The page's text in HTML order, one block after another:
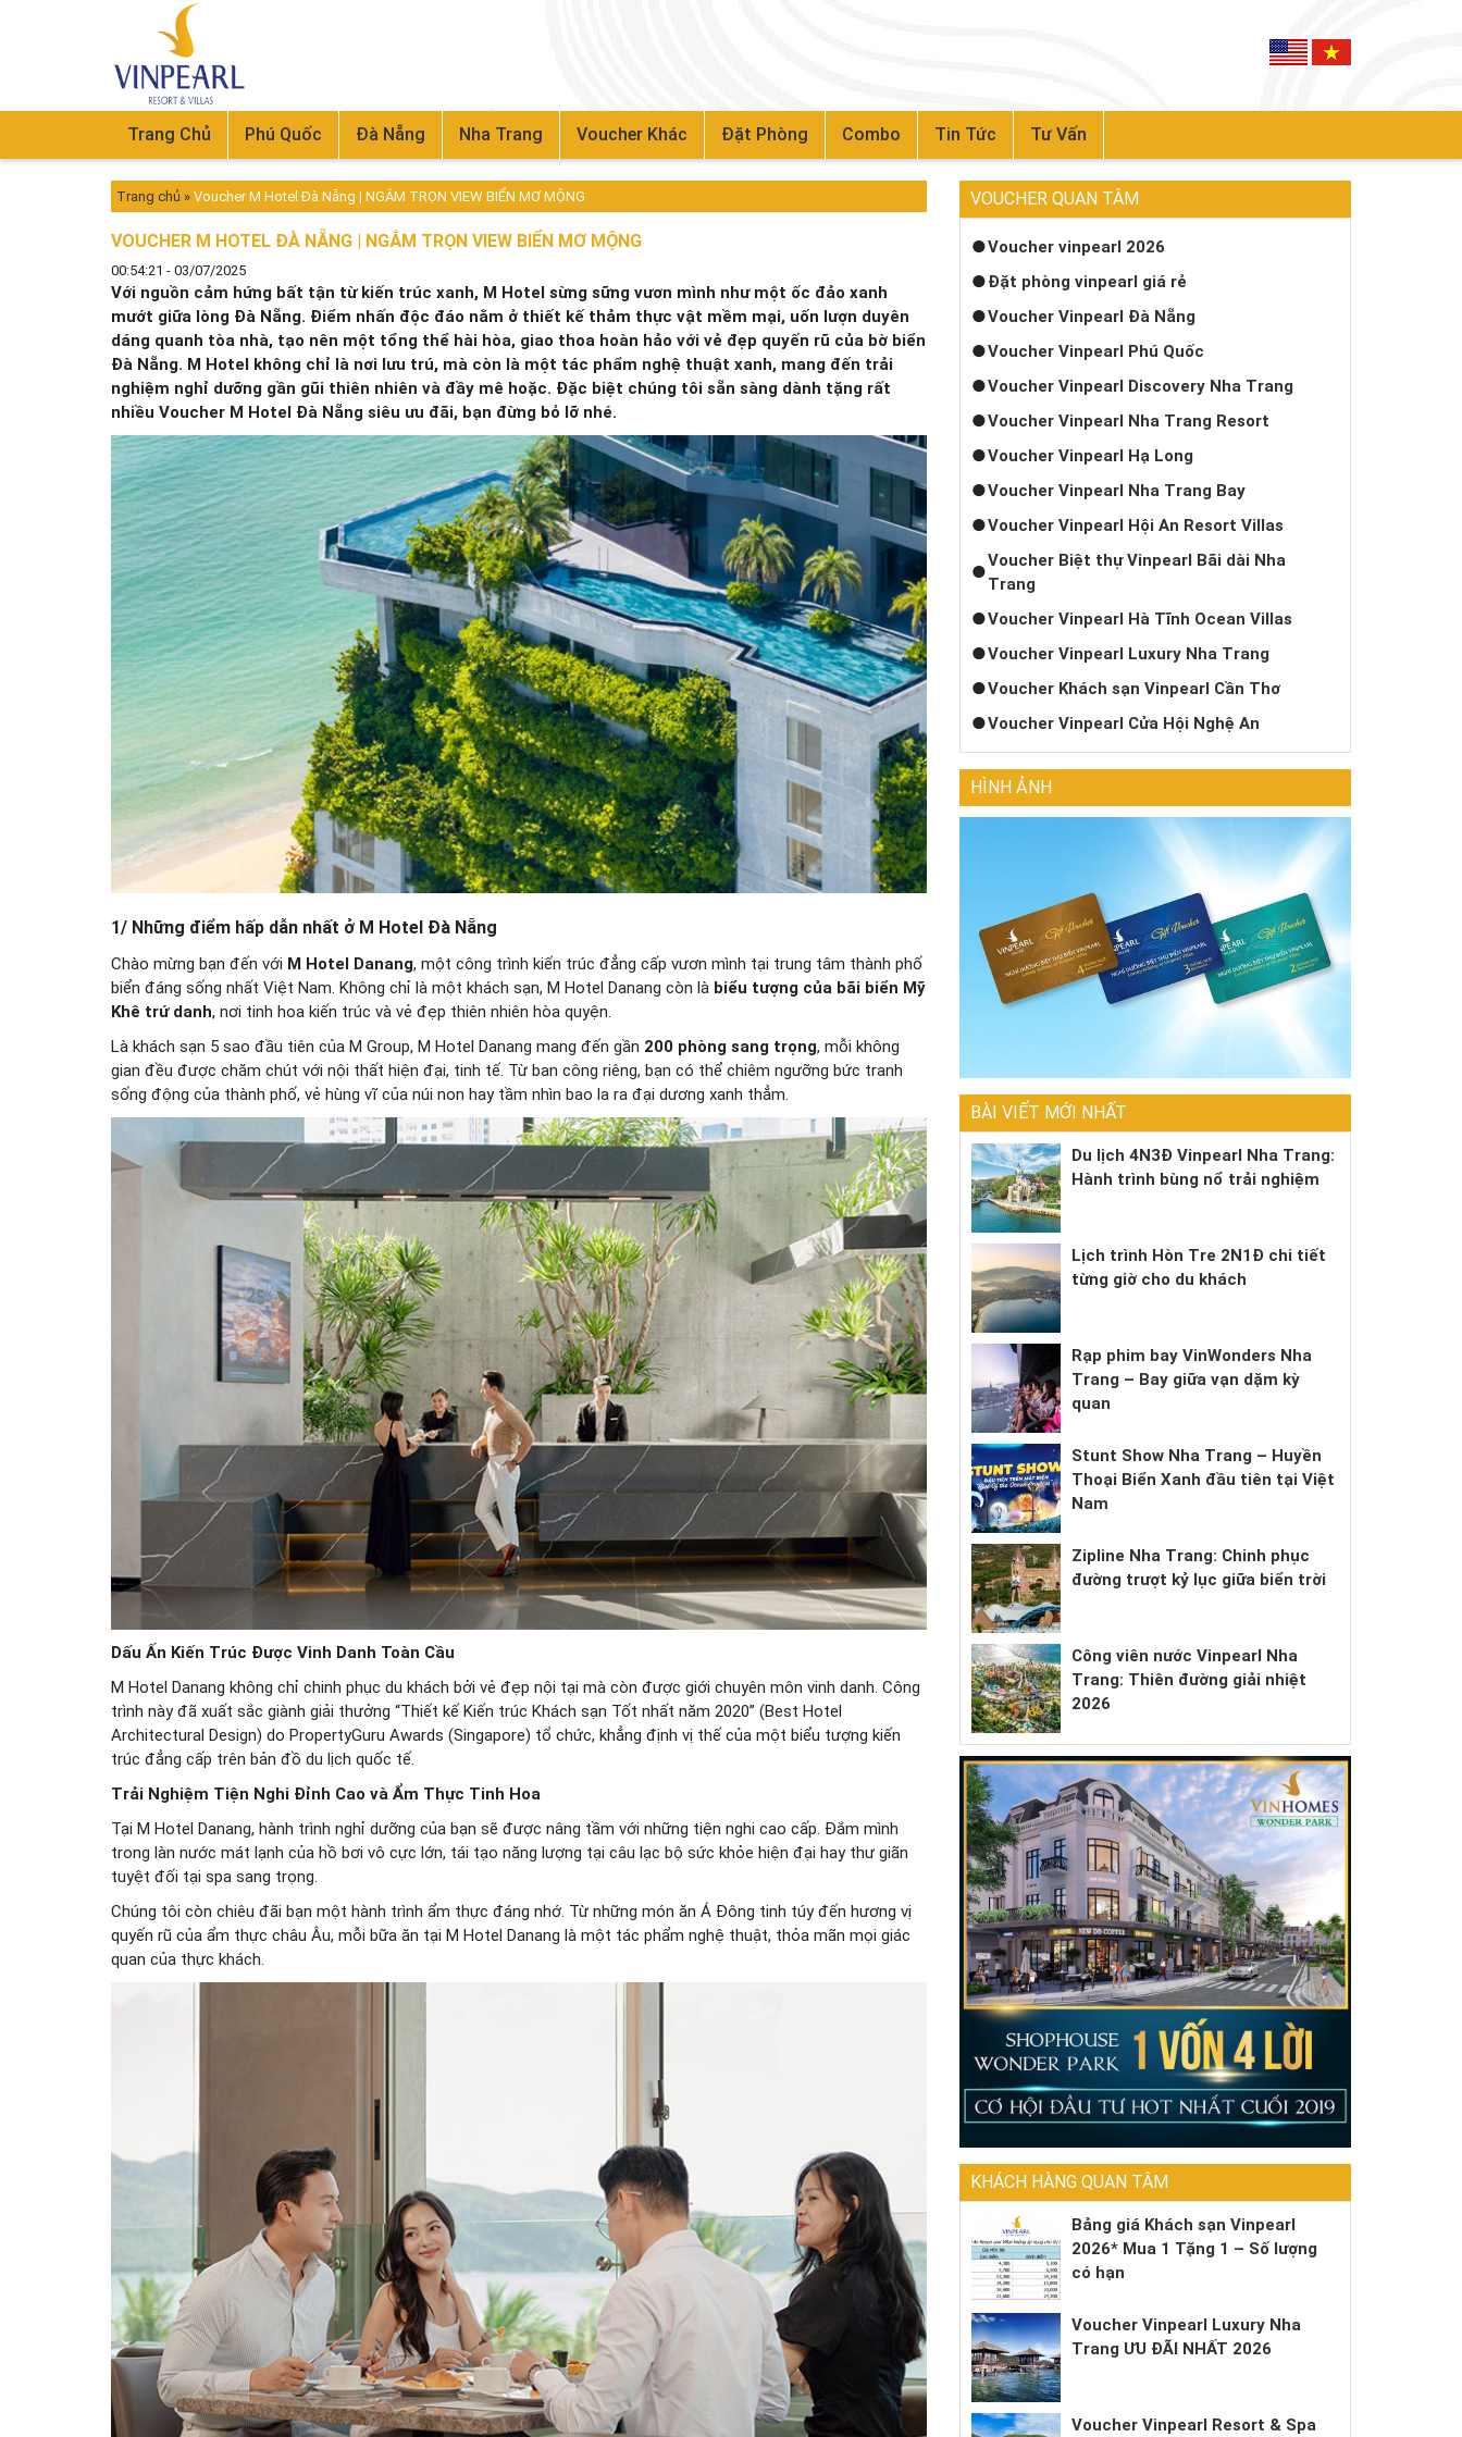
Trang Chủ Phú Quốc Đà Nẵng Nha Trang Voucher Khác Đặt Phòng Combo Tin Tức Tư Vấn
Trang chủ » Voucher M Hotel Đà Nẵng | NGẮM TRỌN VIEW BIỂN MƠ MỘNG
VOUCHER M HOTEL ĐÀ NẴNG | NGẮM TRỌN VIEW BIỂN MƠ MỘNG
00:54:21 - 03/07/2025
Với nguồn cảm hứng bất tận từ kiến trúc xanh, M Hotel sừng sững vươn mình như một ốc đảo xanh
mướt giữa lòng Đà Nẵng. Điểm nhấn độc đáo nằm ở thiết kế thảm thực vật mềm mại, uốn lượn duyên
dáng quanh tòa nhà, tạo nên một tổng thể hài hòa, giao thoa hoàn hảo với vẻ đẹp quyến rũ của bờ biển
Đà Nẵng. M Hotel không chỉ là nơi lưu trú, mà còn là một tác phẩm nghệ thuật xanh, mang đến trải
nghiệm nghỉ dưỡng gần gũi thiên nhiên và đầy mê hoặc. Đặc biệt chúng tôi sẵn sàng dành tặng rất
nhiều Voucher M Hotel Đà Nẵng siêu ưu đãi, bạn đừng bỏ lỡ nhé.
1/ Những điểm hấp dẫn nhất ở M Hotel Đà Nẵng
Chào mừng bạn đến với M Hotel Danang, một công trình kiến trúc đẳng cấp vươn mình tại trung tâm thành phố
biển đáng sống nhất Việt Nam. Không chỉ là một khách sạn, M Hotel Danang còn là biểu tượng của bãi biển Mỹ
Khê trứ danh, nơi tinh hoa kiến trúc và vẻ đẹp thiên nhiên hòa quyện.
Là khách sạn 5 sao đầu tiên của M Group, M Hotel Danang mang đến gần 200 phòng sang trọng, mỗi không
gian đều được chăm chút với nội thất hiện đại, tinh tế. Từ ban công riêng, bạn có thể chiêm ngưỡng bức tranh
sống động của thành phố, vẻ hùng vĩ của núi non hay tầm nhìn bao la ra đại dương xanh thẳm.
Dấu Ấn Kiến Trúc Được Vinh Danh Toàn Cầu
M Hotel Danang không chỉ chinh phục du khách bởi vẻ đẹp nội tại mà còn được giới chuyên môn vinh danh. Công
trình này đã xuất sắc giành giải thưởng “Thiết kế Kiến trúc Khách sạn Tốt nhất năm 2020” (Best Hotel
Architectural Design) do PropertyGuru Awards (Singapore) tổ chức, khẳng định vị thế của một biểu tượng kiến
trúc đẳng cấp trên bản đồ du lịch quốc tế.
Trải Nghiệm Tiện Nghi Đỉnh Cao và Ẩm Thực Tinh Hoa
Tại M Hotel Danang, hành trình nghỉ dưỡng của bạn sẽ được nâng tầm với những tiện nghi cao cấp. Đắm mình
trong làn nước mát lạnh của hồ bơi vô cực lớn, tái tạo năng lượng tại câu lạc bộ sức khỏe hiện đại hay thư giãn
tuyệt đối tại spa sang trọng.
Chúng tôi còn chiêu đãi bạn một hành trình ẩm thực đáng nhớ. Từ những món ăn Á Đông tinh túy đến hương vị
quyến rũ của ẩm thực châu Âu, mỗi bữa ăn tại M Hotel Danang là một tác phẩm nghệ thuật, thỏa mãn mọi giác
quan của thực khách.
VOUCHER QUAN TÂM
Voucher vinpearl 2026
Đặt phòng vinpearl giá rẻ
Voucher Vinpearl Đà Nẵng
Voucher Vinpearl Phú Quốc
Voucher Vinpearl Discovery Nha Trang
Voucher Vinpearl Nha Trang Resort
Voucher Vinpearl Hạ Long
Voucher Vinpearl Nha Trang Bay
Voucher Vinpearl Hội An Resort Villas
Voucher Biệt thự Vinpearl Bãi dài Nha
Trang
Voucher Vinpearl Hà Tĩnh Ocean Villas
Voucher Vinpearl Luxury Nha Trang
Voucher Khách sạn Vinpearl Cần Thơ
Voucher Vinpearl Cửa Hội Nghệ An
HÌNH ẢNH
BÀI VIẾT MỚI NHẤT
Du lịch 4N3Đ Vinpearl Nha Trang:
Hành trình bùng nổ trải nghiệm
Lịch trình Hòn Tre 2N1Đ chi tiết
từng giờ cho du khách
Rạp phim bay VinWonders Nha
Trang – Bay giữa vạn dặm kỳ
quan
Stunt Show Nha Trang – Huyền
Thoại Biển Xanh đầu tiên tại Việt
Nam
Zipline Nha Trang: Chinh phục
đường trượt kỷ lục giữa biển trời
Công viên nước Vinpearl Nha
Trang: Thiên đường giải nhiệt
2026
KHÁCH HÀNG QUAN TÂM
Bảng giá Khách sạn Vinpearl
2026* Mua 1 Tặng 1 – Số lượng
có hạn
Voucher Vinpearl Luxury Nha
Trang ƯU ĐÃI NHẤT 2026
Voucher Vinpearl Resort & Spa